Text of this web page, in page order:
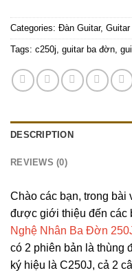
Categories: Đàn Guitar,
Tags: c250j, guitar ba đờn,
DESCRIPTION
REVIEWS (0)
Chào các bạn, trong bài
được giới thiệu đến các
Nghệ Nhân Ba Đờn
có 2 phiên bản là thùng
ký hiệu là C250J, cả 2